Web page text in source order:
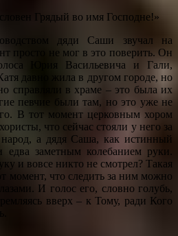
Грядый во имя Господне!»
дяди Саши звучал на
просто не мог в это поверить. Он
Юрия Васильевича и Гали,
давно жила в другом городе, но
справляли в храме – это была их
певчие были там, но это уже не
В тот момент церковным хором
что сейчас стояли у него за
а дядя Саша, как истинный
едва заметным колебанием руки.
и вовсе никто не смотрел? Такая
момент, что следить за ним можно
И голос его, словно голубь,
вверх – к Тому, ради Кого